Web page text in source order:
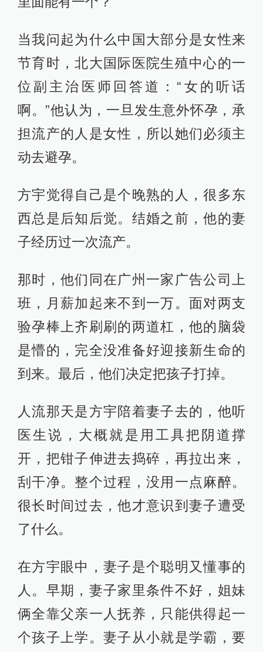
当我问起为什么中国大部分是女性来
节育时，北大国际医院生殖中心的一
位副主治医师回答道：“女的听话
啊。”他认为，一旦发生意外怀孕，承
担流产的人是女性，所以她们必须主
动去避孕。
方宇觉得自己是个晚熟的人，很多东
西总是后知后觉。结婚之前，他的妻
子经历过一次流产。
那时，他们同在广州一家广告公司上
班，月薪加起来不到一万。面对两支
验孕棒上齐刷刷的两道杠，他的脑袋
是懵的，完全没准备好迎接新生命的
到来。最后，他们决定把孩子打掉。
人流那天是方宇陪着妻子去的，他听
医生说，大概就是用工具把阴道撑
开，把钳子伸进去捣碎，再拉出来，
刮干净。整个过程，没用一点麻醉。
很长时间过去，他才意识到妻子遭受
了什么。
在方宇眼中，妻子是个聪明又懂事的
人。早期，妻子家里条件不好，姐妹
俩全靠父亲一人抚养，只能供得起一
个孩子上学。妻子从小就是学霸，要